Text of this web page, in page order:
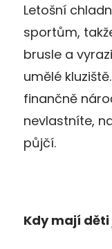
Letošní
sportům,
brusle a
umělé
finančně
nevlastníte,
půjčí.
Kdy mají